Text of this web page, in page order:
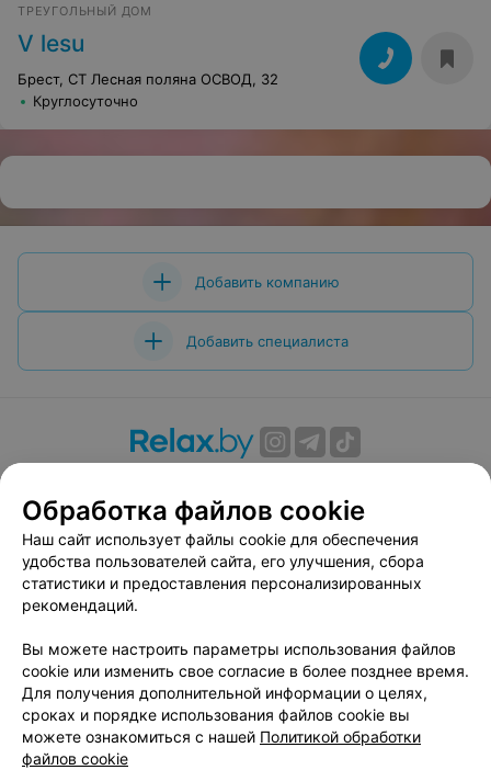
ТРЕУГОЛЬНЫЙ ДОМ
V lesu
Брест, СТ Лесная поляна ОСВОД, 32
Круглосуточно
Добавить компанию
Добавить специалиста
Вакансии
Публичный договор
Способы оплаты
Публичный договор по использованию сервиса
«Афиша»
Пользовательское соглашение
Связаться по вопросам сотрудничества
Написать руководителю relax.by
Персональные настройки cookie
Обработка персональных данных
Обработка файлов cookie
Наш сайт использует файлы cookie для обеспечения
удобства пользователей сайта, его улучшения, сбора
статистики и предоставления персонализированных
рекомендаций.
Вы можете настроить параметры использования файлов
cookie или изменить свое согласие в более позднее время.
Для получения дополнительной информации о целях,
сроках и порядке использования файлов cookie вы
можете ознакомиться с нашей Политикой обработки
файлов cookie